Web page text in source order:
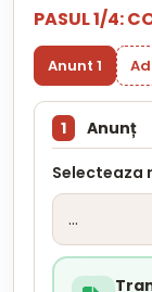
PASUL 1/4:
Anunt 1
1 Anunț
Selecteaza